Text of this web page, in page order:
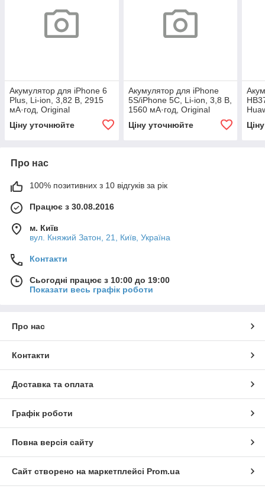
Акумулятор для iPhone 6
Plus, Li-ion, 3,82 В, 2915
мА·год, Original
Ціну уточнюйте
Акумулятор для iPhone
5S/iPhone 5C, Li-ion, 3,8 В,
1560 мА·год, Original
Ціну уточнюйте
Про нас
100% позитивних з 10 відгуків за рік
Працює з 30.08.2016
м. Київ
вул. Княжий Затон, 21, Київ, Україна
Контакти
Сьогодні працює з 10:00 до 19:00
Показати весь графік роботи
Про нас
Контакти
Доставка та оплата
Графік роботи
Повна версія сайту
Сайт створено на маркетплейсі Prom.ua